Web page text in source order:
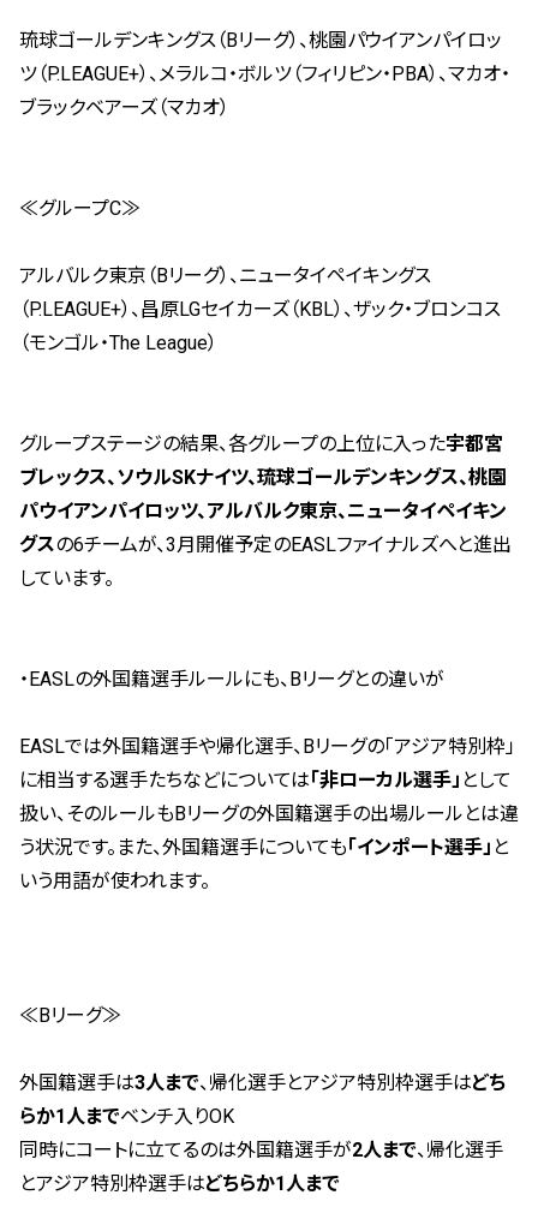
琉球ゴールデンキングス（Bリーグ）、桃園パウイアンパイロッ
ツ（P.LEAGUE+）、メラルコ・ボルツ（フィリピン・PBA）、マカオ・
ブラックベアーズ（マカオ）
≪グループC≫
アルバルク東京（Bリーグ）、ニュータイペイキングス
（P.LEAGUE+）、昌原LGセイカーズ（KBL）、ザック・ブロンコス
（モンゴル・The League）
グループステージの結果、各グループの上位に入った宇都宮
ブレックス、ソウルSKナイツ、琉球ゴールデンキングス、桃園
パウイアンパイロッツ、アルバルク東京、ニュータイペイキン
グスの6チームが、3月開催予定のEASLファイナルズへと進出
しています。
・EASLの外国籍選手ルールにも、Bリーグとの違いが
EASLでは外国籍選手や帰化選手、Bリーグの「アジア特別枠」
に相当する選手たちなどについては「非ローカル選手」 として
扱い、そのルールもBリーグの外国籍選手の出場ルールとは違
う状況です。また、外国籍選手についても「インポート選手」 と
いう用語が使われます。
≪Bリーグ≫
外国籍選手は3人まで、帰化選手とアジア特別枠選手はどち
らか1人までベンチ入りOK
同時にコートに立てるのは外国籍選手が2人まで、帰化選手
とアジア特別枠選手はどちらか1人まで